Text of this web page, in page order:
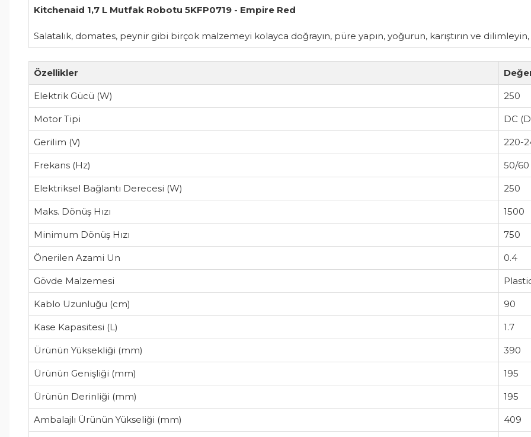
Kitchenaid 1,7 L Mutfak Robotu 5KFP0719 - Empire Red
Salatalık, domates, peynir gibi birçok malzemeyi kolayca doğrayın, püre yapın, yoğurun, karıştırın ve
Özellikler
Elektrik Gücü (W) 250
Motor Tipi DC
Gerilim (V) 220-
Frekans (Hz) 50/60
Elektriksel Bağlantı Derecesi (W) 250
Maks. Dönüş Hızı 1500
Minimum Dönüş Hızı 750
Önerilen Azami Un 0.4
Gövde Malzemesi
Kablo Uzunluğu (cm) 90
Kase Kapasitesi (L) 1.7
Ürünün Yüksekliği (mm) 390
Ürünün Genişliği (mm) 195
Ürünün Derinliği (mm) 195
Ambalajlı Ürünün Yükseliği (mm) 409